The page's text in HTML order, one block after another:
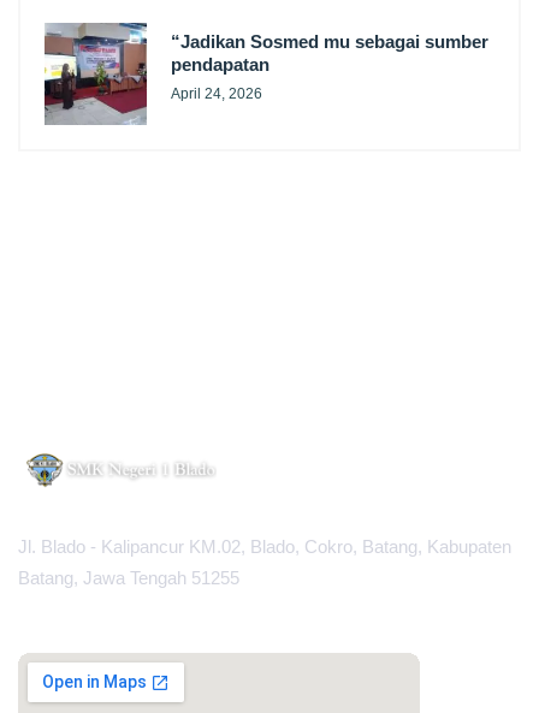
“Jadikan Sosmed mu sebagai sumber
pendapatan
April 24, 2026
Jl. Blado - Kalipancur KM.02, Blado, Cokro, Batang, Kabupaten
Batang, Jawa Tengah 51255